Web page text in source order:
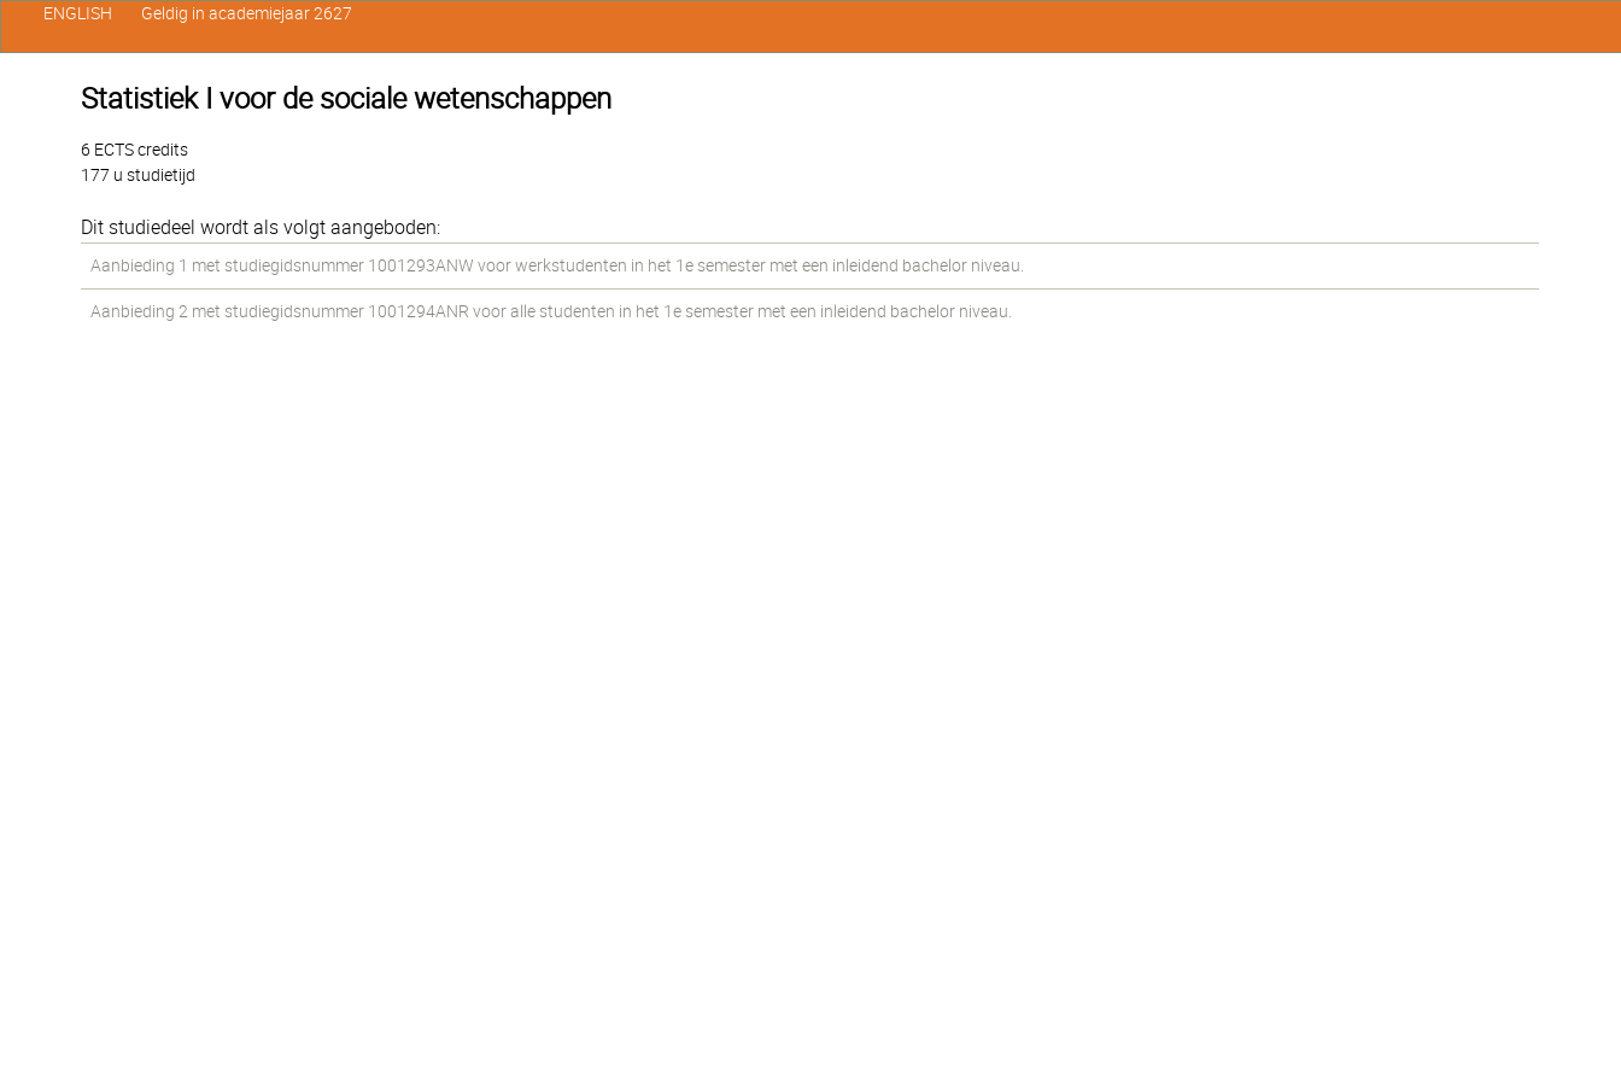
Statistiek I voor de sociale wetenschappen
6 ECTS credits
177 u studietijd
Dit studiedeel wordt als volgt aangeboden:
Aanbieding 1 met studiegidsnummer 1001293ANW voor werkstudenten in het 1e semester met een inleidend bachelor niveau.
Aanbieding 2 met studiegidsnummer 1001294ANR voor alle studenten in het 1e semester met een inleidend bachelor niveau.
ENGLISH Geldig in academiejaar 2627